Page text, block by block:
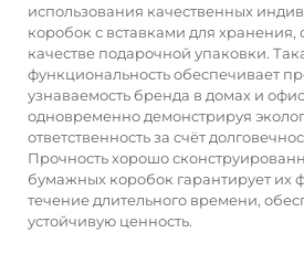
использования качественных
коробок с вставками для хранения,
качестве подарочной упаковки.
функциональность обеспечивает
узнаваемость бренда в домах и
одновременно демонстрируя
ответственность за счёт
Прочность хорошо
бумажных коробок гарантирует их
течение длительного времени,
устойчивую ценность.